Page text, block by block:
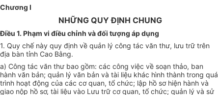
Chương I
NHỮNG QUY ĐỊNH CHUNG
Điều 1. Phạm vi điều chỉnh và đối tượng áp dụng
1. Quy chế này quy định về quản lý công tác văn thư, lưu trữ trên
địa bàn tỉnh Cao Bằng.
a) Công tác văn thư bao gồm: các công việc về soạn thảo, ban
hành văn bản; quản lý văn bản và tài liệu khác hình thành trong quá
trình hoạt động của các cơ quan, tổ chức; lập hồ sơ hiện hành và
giao nộp hồ sơ, tài liệu vào Lưu trữ cơ quan, tổ chức; quản lý và sử